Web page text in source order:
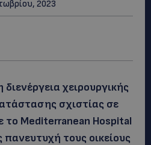
2023
χειρουργικής
σχιστίας σε
Mediterranean Hospital
τους οικείους